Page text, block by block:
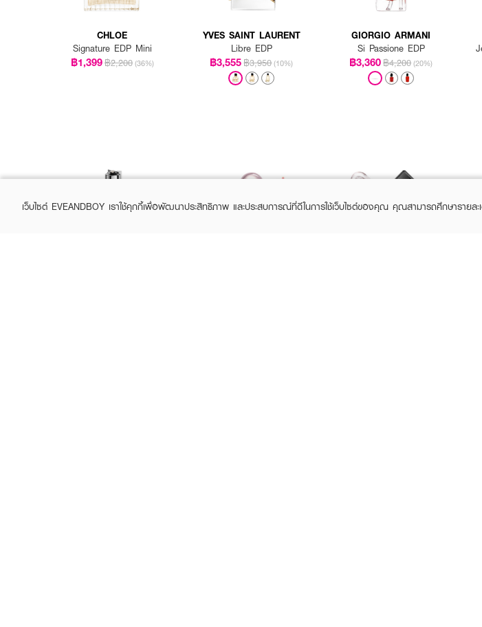
CHLOE
Signature EDP Mini
฿1,399฿2,200 (36%)
YVES SAINT LAURENT
Libre EDP
฿3,555฿3,950 (10%)
GIORGIO ARMANI
Si Passione EDP
฿3,360฿4,200 (20%)
เว็บไซต์ EVEANDBOY เราใช้คุกกี้เพื่อพัฒนาประสิทธิภาพ และประสบการณ์ที่ดีในการใช้เว็บไซต์ของคุณ คุณสามารถศึกษารายละ